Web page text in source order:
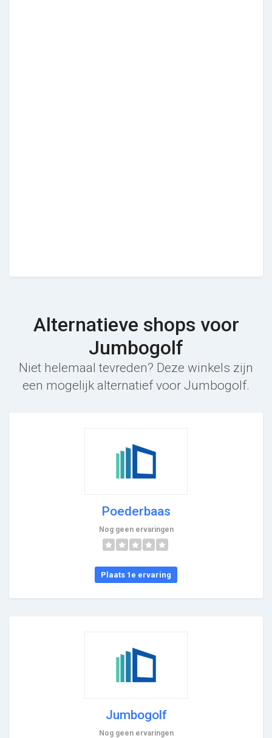
Alternatieve shops voor
Jumbogolf
Niet helemaal tevreden? Deze winkels zijn
een mogelijk alternatief voor Jumbogolf.
Poederbaas
Nog geen ervaringen
Plaats 1e ervaring
Jumbogolf
Nog geen ervaringen